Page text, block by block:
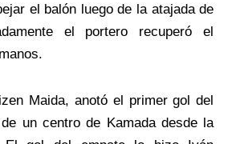
el balón luego de la atajada de
el portero recuperó el
Maida, anotó el primer gol del
un centro de Kamada desde la